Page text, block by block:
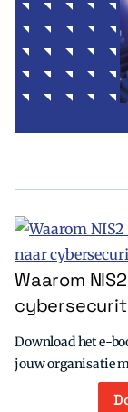
Waarom
Download het e-
jouw organisatie